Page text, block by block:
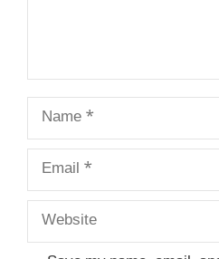
Name
Email
Website